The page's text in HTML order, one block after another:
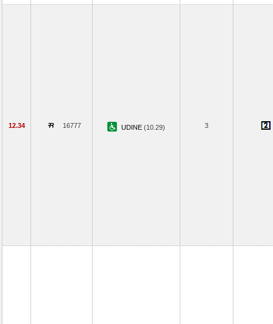
12.34 16777 UDINE (10.29) 3